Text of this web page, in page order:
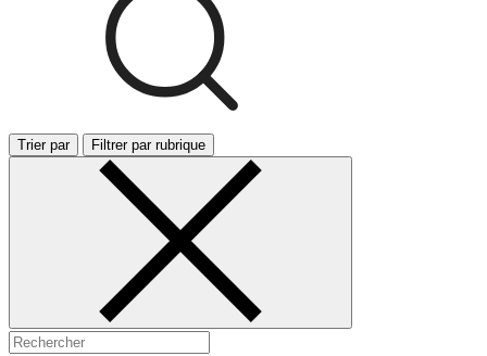
Trier par Filtrer par rubrique